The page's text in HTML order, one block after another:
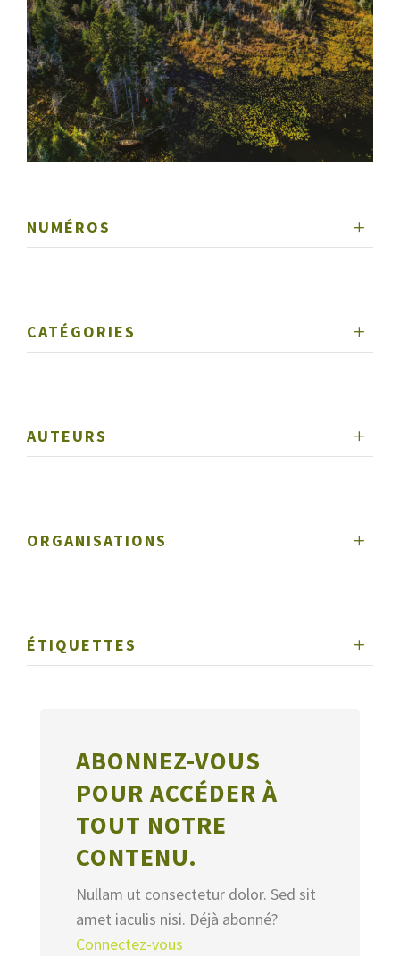
NUMÉROS
CATÉGORIES
AUTEURS
ORGANISATIONS
ÉTIQUETTES
ABONNEZ-VOUS
POUR ACCÉDER À
TOUT NOTRE
CONTENU.
Nullam ut consectetur dolor. Sed sit
amet iaculis nisi. Déjà abonné?
Connectez-vous